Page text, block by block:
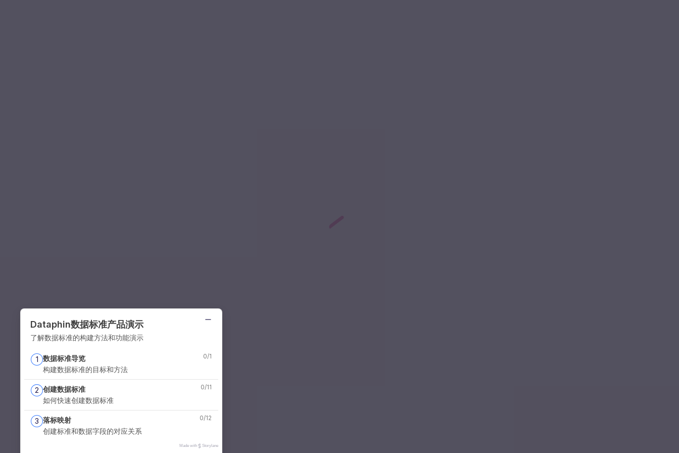
Dataphin数据标准产品演示
了解数据标准的构建方法和功能演示
1 数据标准导览
构建数据标准的目标和方法
0/1
2 创建数据标准
如何快速创建数据标准
0/11
3 落标映射
创建标准和数据字段的对应关系
0/12
Made with Storylane